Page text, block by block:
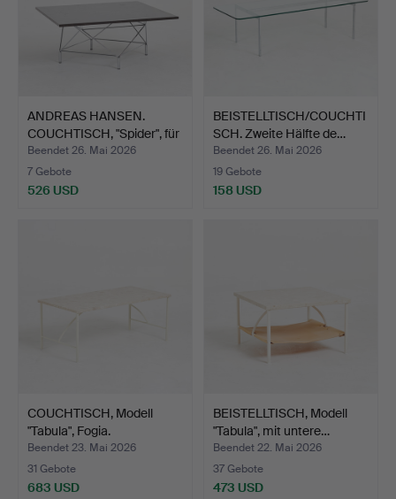
ANDREAS HANSEN.
COUCHTISCH, "Spider", für
…
Beendet 26. Mai 2026
7 Gebote
526 USD
BEISTELLTISCH/COUCHTI
SCH. Zweite Hälfte de…
Beendet 26. Mai 2026
19 Gebote
158 USD
COUCHTISCH, Modell
"Tabula", Fogia.
Beendet 23. Mai 2026
31 Gebote
683 USD
BEISTELLTISCH, Modell
"Tabula", mit untere…
Beendet 22. Mai 2026
37 Gebote
473 USD